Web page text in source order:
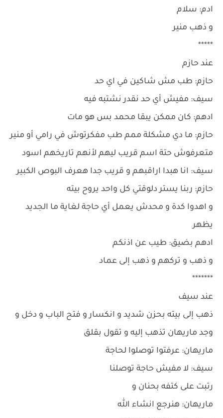
ادم: سلام
و ذهب منير
*****
عند حازم
حازم: طب مش شاكين في اي حد
سيف: مفيش أي حد نقدر نشتبه فيه
ادهم: كان ممكن يبقا محمد بس هو مات
حازم: ما دي مشكلة ممم طب مفكرتوش في رامي أو منير
متعرفوش حتة اسم قريب ليهم لأنهم تاريخهم اسود
سيف: انا هبدا اراقبهم و قريب جدا هعرف البوص الكبير
حازم: ربنا يستر دلوقتي كل واحد يروح بيته
و اهدوا كدة و محدش يعمل أي حاجة لغاية ما الجديد
يظهر
ادهم بضيق: طيب عن اذنكم
و ذهب و تركهم و ذهب إلى عماد
*******
عند سيف
ذهب إلى بيته بحزن شديد و انكسار و فتح الباب و دخل و
وجد ماريهان تذهب إليه و تقول بقلق
ماريهان: عرفتوا توصلوا لحاجة
سيف: لا مفيش حاجة توصلنا
رتبت على كتفه بحنان و
ماريهان: هنرجع انشاء الله